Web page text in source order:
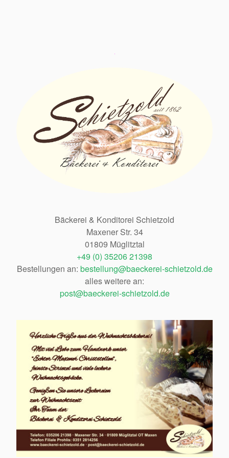
Bäckerei & Konditorei Schietzold
Maxener Str. 34
01809 Müglitztal
+49 (0) 35206 21398
Bestellungen an: bestellung@baeckerei-schietzold.de
alles weitere an:
post@baeckerei-schietzold.de